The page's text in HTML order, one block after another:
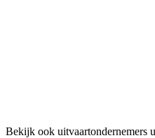
Bekijk ook uitvaartondernemers